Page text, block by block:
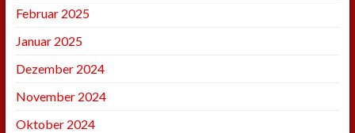
Februar 2025
Januar 2025
Dezember 2024
November 2024
Oktober 2024